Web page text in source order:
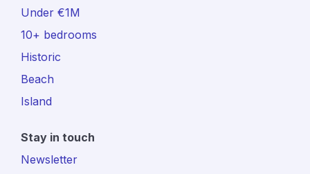
Under €1M
10+ bedrooms
Historic
Beach
Island
Stay in touch
Newsletter